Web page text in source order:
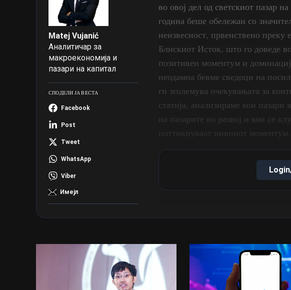
Matej Vujanić
Аналитичар за
макроекономија и
пазари на капитал
СПОДЕЛИ ЈА ВЕСТА
Facebook
Post
Tweet
WhatsApp
Viber
Имејл
во овој дел од светскиот пазар
година беше обележан со
неизвесност, првенствено преку
Блискиот Исток, што го доведе
позитивен моментум и
неодамна бевме сведоци на
ги зголемува очекувањата за
статија, анализираме кои
на пазарите во развој и кои се